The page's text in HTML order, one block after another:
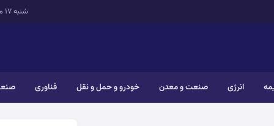
شنبه ۱۷ مرداد ۱۴۰۵
انرژی صنعت و معدن خودرو و حمل و نقل فناوری